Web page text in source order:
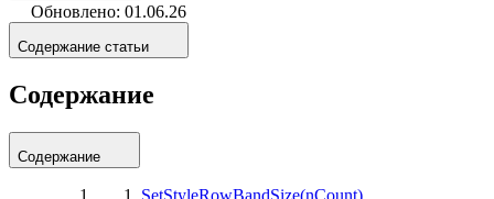
Обновлено: 01.06.26
Содержание статьи
Содержание
Содержание
SetStyleRowBandSize(nCount)